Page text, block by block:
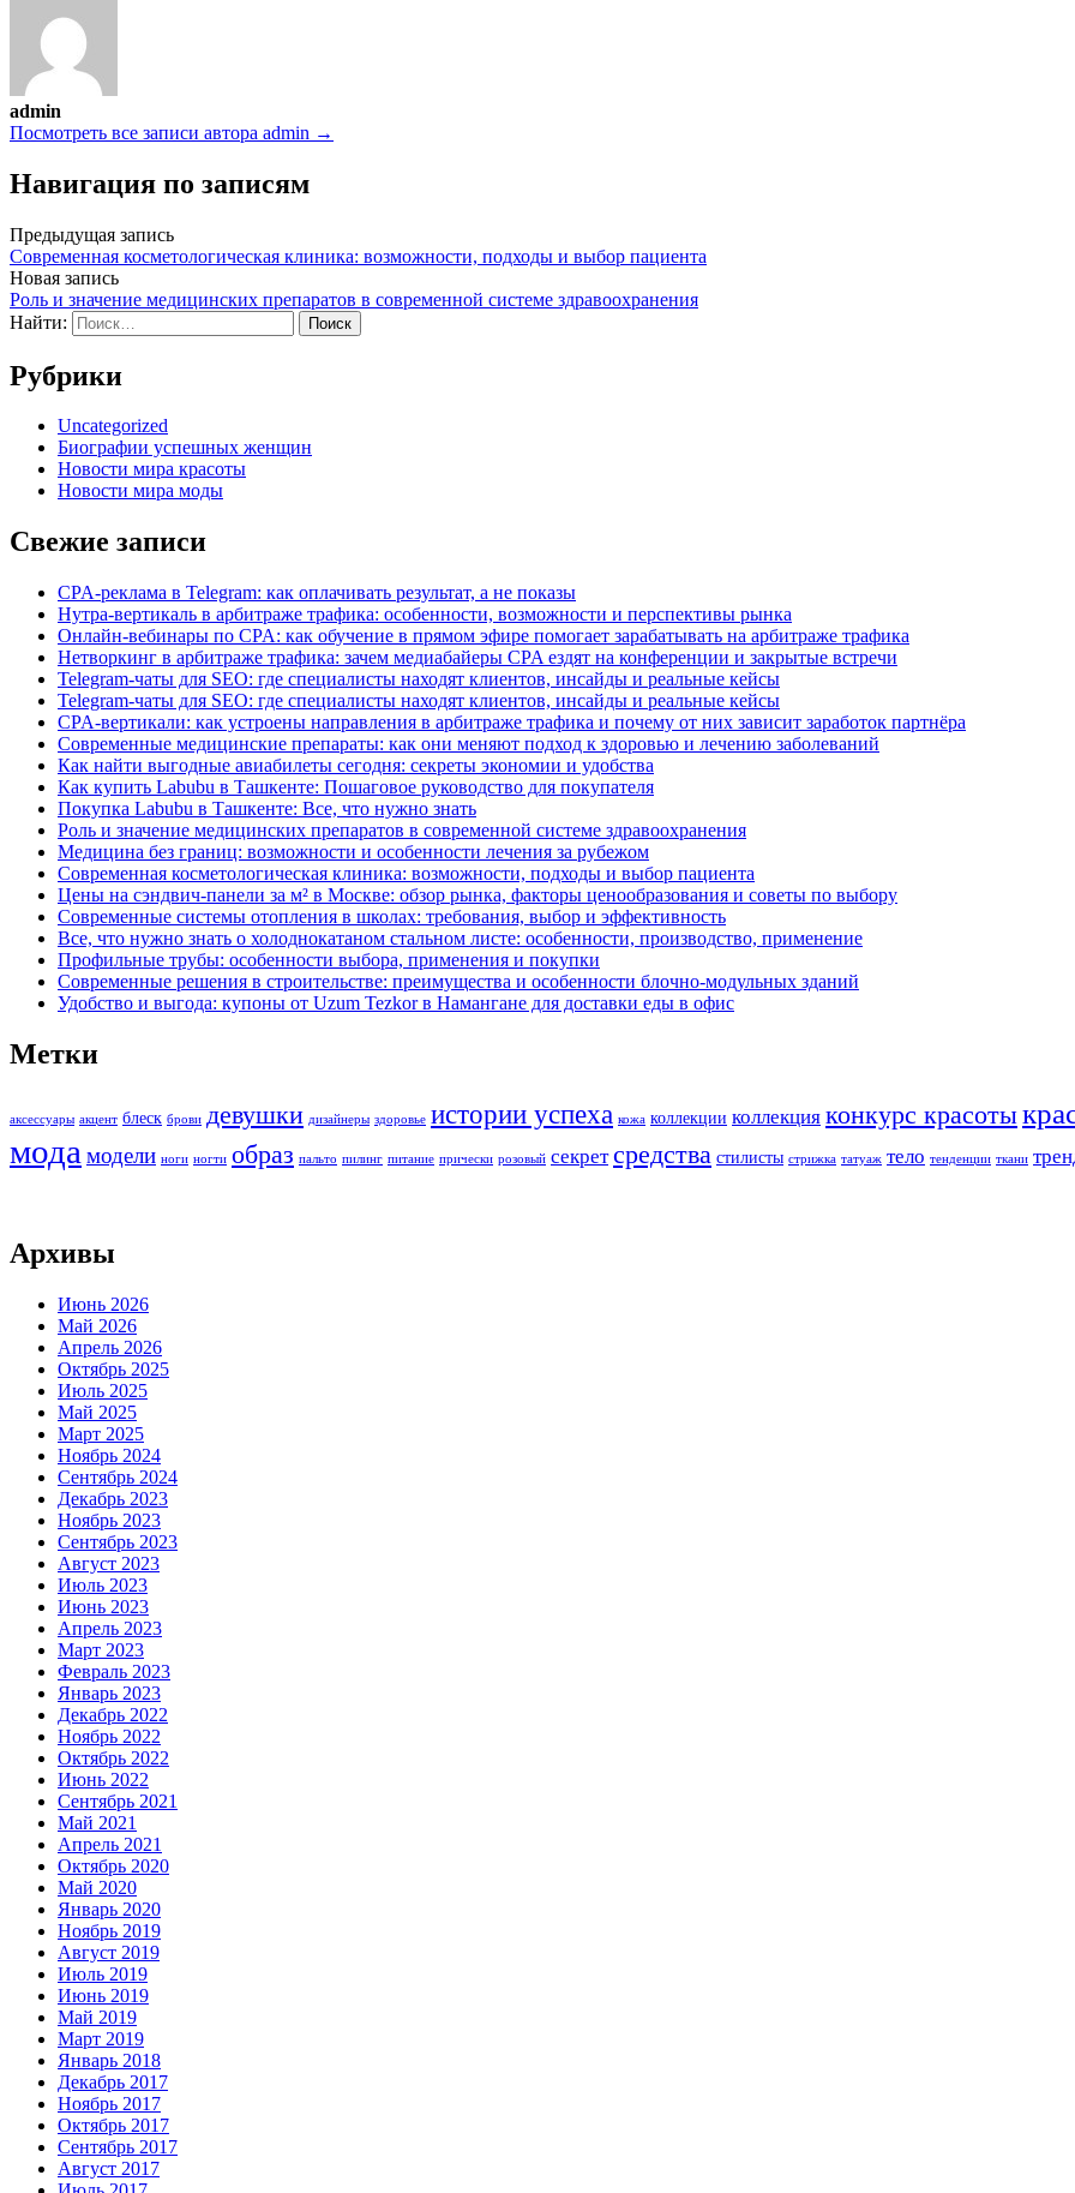
admin
Посмотреть все записи автора admin →
Навигация по записям
Предыдущая запись
Современная косметологическая клиника: возможности, подходы и выбор пациента
Новая запись
Роль и значение медицинских препаратов в современной системе здравоохранения
Найти:
Рубрики
Uncategorized
Биографии успешных женщин
Новости мира красоты
Новости мира моды
Свежие записи
CPA-реклама в Telegram: как оплачивать результат, а не показы
Нутра-вертикаль в арбитраже трафика: особенности, возможности и перспективы рынка
Онлайн-вебинары по CPA: как обучение в прямом эфире помогает зарабатывать на арбитраже трафика
Нетворкинг в арбитраже трафика: зачем медиабайеры CPA ездят на конференции и закрытые встречи
Telegram-чаты для SEO: где специалисты находят клиентов, инсайды и реальные кейсы
Telegram-чаты для SEO: где специалисты находят клиентов, инсайды и реальные кейсы
CPA-вертикали: как устроены направления в арбитраже трафика и почему от них зависит заработок партнёра
Современные медицинские препараты: как они меняют подход к здоровью и лечению заболеваний
Как найти выгодные авиабилеты сегодня: секреты экономии и удобства
Как купить Labubu в Ташкенте: Пошаговое руководство для покупателя
Покупка Labubu в Ташкенте: Все, что нужно знать
Роль и значение медицинских препаратов в современной системе здравоохранения
Медицина без границ: возможности и особенности лечения за рубежом
Современная косметологическая клиника: возможности, подходы и выбор пациента
Цены на сэндвич-панели за м² в Москве: обзор рынка, факторы ценообразования и советы по выбору
Современные системы отопления в школах: требования, выбор и эффективность
Все, что нужно знать о холоднокатаном стальном листе: особенности, производство, применение
Профильные трубы: особенности выбора, применения и покупки
Современные решения в строительстве: преимущества и особенности блочно-модульных зданий
Удобство и выгода: купоны от Uzum Tezkor в Намангане для доставки еды в офис
Метки
аксессуары акцент блеск брови девушки дизайнеры здоровье истории успеха кожа коллекции коллекция конкурс красоты
мода модели ноги ногти образ пальто пилинг питание прически розовый секрет средства стилисты стрижка татуаж тело тенденции ткани
Архивы
Июнь 2026
Май 2026
Апрель 2026
Октябрь 2025
Июль 2025
Май 2025
Март 2025
Ноябрь 2024
Сентябрь 2024
Декабрь 2023
Ноябрь 2023
Сентябрь 2023
Август 2023
Июль 2023
Июнь 2023
Апрель 2023
Март 2023
Февраль 2023
Январь 2023
Декабрь 2022
Ноябрь 2022
Октябрь 2022
Июнь 2022
Сентябрь 2021
Май 2021
Апрель 2021
Октябрь 2020
Май 2020
Январь 2020
Ноябрь 2019
Август 2019
Июль 2019
Июнь 2019
Май 2019
Март 2019
Январь 2018
Декабрь 2017
Ноябрь 2017
Октябрь 2017
Сентябрь 2017
Август 2017